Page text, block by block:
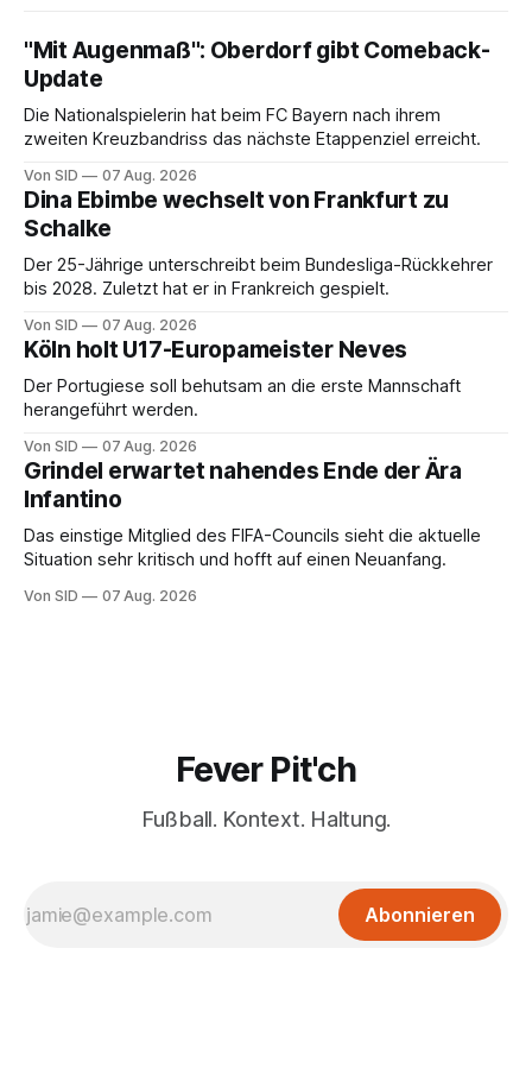
"Mit Augenmaß": Oberdorf gibt Comeback-
Update
Die Nationalspielerin hat beim FC Bayern nach ihrem
zweiten Kreuzbandriss das nächste Etappenziel erreicht.
Von SID 07 Aug. 2026
Dina Ebimbe wechselt von Frankfurt zu
Schalke
Der 25-Jährige unterschreibt beim Bundesliga-Rückkehrer
bis 2028. Zuletzt hat er in Frankreich gespielt.
Von SID 07 Aug. 2026
Köln holt U17-Europameister Neves
Der Portugiese soll behutsam an die erste Mannschaft
herangeführt werden.
Von SID 07 Aug. 2026
Grindel erwartet nahendes Ende der Ära
Infantino
Das einstige Mitglied des FIFA-Councils sieht die aktuelle
Situation sehr kritisch und hofft auf einen Neuanfang.
Von SID 07 Aug. 2026
Fever Pit'ch
Fußball. Kontext. Haltung.
Abonnieren